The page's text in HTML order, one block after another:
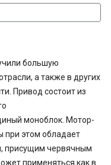
большую
а также в других
Привод состоит из
моноблок. Мотор-
при этом обладает
присущим червячным
применяться как в